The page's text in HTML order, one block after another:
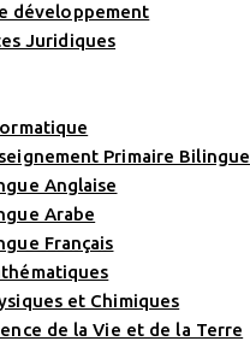
développement
Juridiques
Primaire Bilingue
Anglaise
Arabe
Français
et Chimiques
de la Vie et de la Terre